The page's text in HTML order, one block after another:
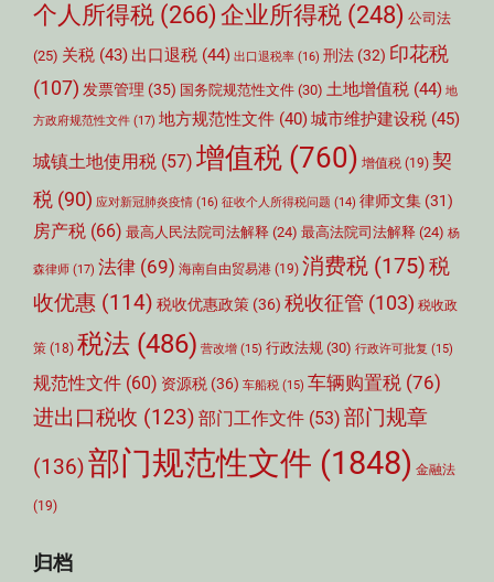
个人所得税 (266) 企业所得税 (248) 公司法
(25) 关税 (43) 出口退税 (44) 出口退税率 (16) 刑法 (32) 印花税
(107) 发票管理 (35) 国务院规范性文件 (30) 土地增值税 (44) 地
方政府规范性文件 (17) 地方规范性文件 (40)城市维护建设税 (45)
城镇土地使用税 (57) 增值税 (760) 增值税 (19) 契
税 (90) 应对新冠肺炎疫情 (16) 征收个人所得税问题 (14) 律师文集 (31)
房产税 (66) 最高人民法院司法解释 (24) 最高法院司法解释 (24) 杨
森律师 (17) 法律 (69) 海南自由贸易港 (19) 消费税 (175)税
收优惠 (114) 税收优惠政策 (36) 税收征管 (103) 税收政
策 (18) 税法 (486) 营改增 (15) 行政法规 (30) 行政许可批复 (15)
规范性文件 (60) 资源税 (36) 车船税 (15) 车辆购置税 (76)
进出口税收 (123) 部门工作文件 (53) 部门规章
(136)部门规范性文件 (1848) 金融法
(19)
归档